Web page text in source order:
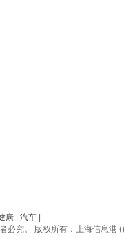
康 汽车
必究。 版权所有：上海信息